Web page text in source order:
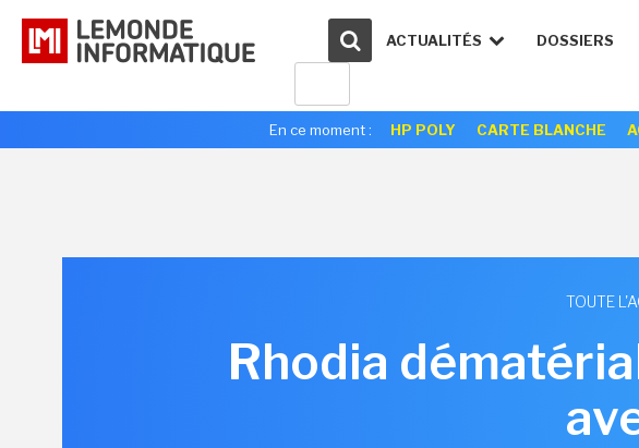
ACTUALITÉS DOSSIERS
En ce moment : HP POLY CARTE BLANCHE
TOUTE
Rhodia